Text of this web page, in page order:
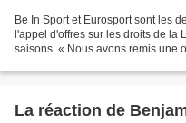
Be In Sport et Eurosport sont les
l'appel d'offres sur les droits de la
saisons. « Nous avons remis une
La réaction de